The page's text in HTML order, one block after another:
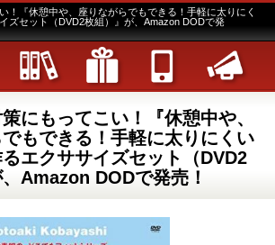
！『休憩中や、座りながらでもできる！手軽に太りにく
ズセット（DVD2枚組）』が、Amazon DODで発
にもってこい！『休憩中や、
もできる！手軽に太りにくい
エクササイズセット（DVD2
Amazon DODで発売！